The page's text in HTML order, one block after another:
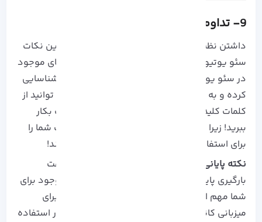
9- تداوم انتشار محتوا داشته باشید.
داشتن نظم زمانی در انتشار محتوا یکی از مهم ترین نکات
سئو یوتیوب است که باعث می شود الگوریتم های موجود
در سئو یوتیوب شما را به عنوان یک کانال فعال شناسایی
کرده و به کاربران بیشتری بشناساند. همچنین می توانید از
کلمات کلیدی که قبل تر استفاده کردید به دفعات بکار
ببرید! زیرا تحقیقات ما نشان می دهند که یوتیوب شما را
برای استفاده مجدد از کلمات کلیدی جریمه نمی کند!
نکته پایانی مهم!
اگر امنیت اطلاعات و عبور از سرعت
بارگیری پایین همراه با موانع و محدودیت های موجود برای
شما مهم است، می توانید از
برای
میزبانی کانال های یوتیوب پربازدید و حتی تازه کار استفاده